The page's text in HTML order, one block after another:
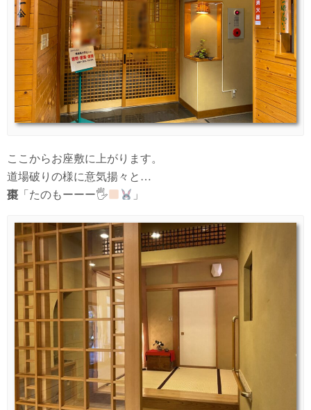
ここからお座敷に上がります。
道場破りの様に意気揚々と…
棗 「たのもーーー🖐 」